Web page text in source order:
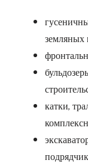
земляных
катки,